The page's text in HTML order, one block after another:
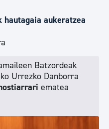
aukeratzea
Batzordeak
Urrezko Danborra
ematea